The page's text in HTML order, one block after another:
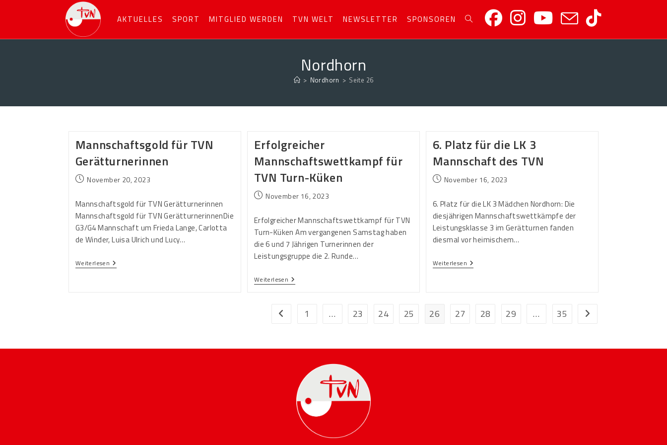
AKTUELLES SPORT MITGLIED WERDEN TVN WELT NEWSLETTER SPONSOREN
Nordhorn
> Nordhorn > Seite 26
Mannschaftsgold für TVN
Gerätturnerinnen
November 20, 2023
Mannschaftsgold für TVN Gerätturnerinnen
Mannschaftsgold für TVN GerätturnerinnenDie
G3/G4 Mannschaft um Frieda Lange, Carlotta
de Winder, Luisa Ulrich und Lucy…
Weiterlesen
Erfolgreicher
Mannschaftswettkampf für
TVN Turn-Küken
November 16, 2023
Erfolgreicher Mannschaftswettkampf für TVN
Turn-Küken Am vergangenen Samstag haben
die 6 und 7 Jährigen Turnerinnen der
Leistungsgruppe die 2. Runde…
Weiterlesen
6. Platz für die LK 3
Mannschaft des TVN
November 16, 2023
6. Platz für die LK 3 Mädchen Nordhorn: Die
diesjährigen Mannschaftswettkämpfe der
Leistungsklasse 3 im Gerätturnen fanden
diesmal vor heimischem…
Weiterlesen
1 … 23 24 25 26 27 28 29 … 35